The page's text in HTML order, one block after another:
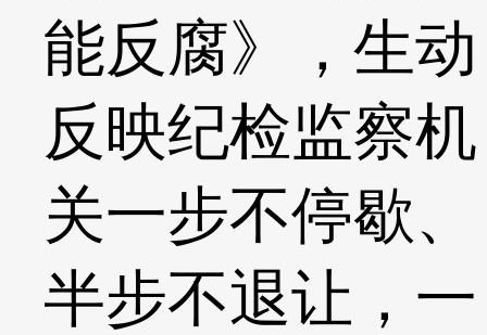
能反腐》，生动
反映纪检监察机
关一步不停歇、
半步不退让，一